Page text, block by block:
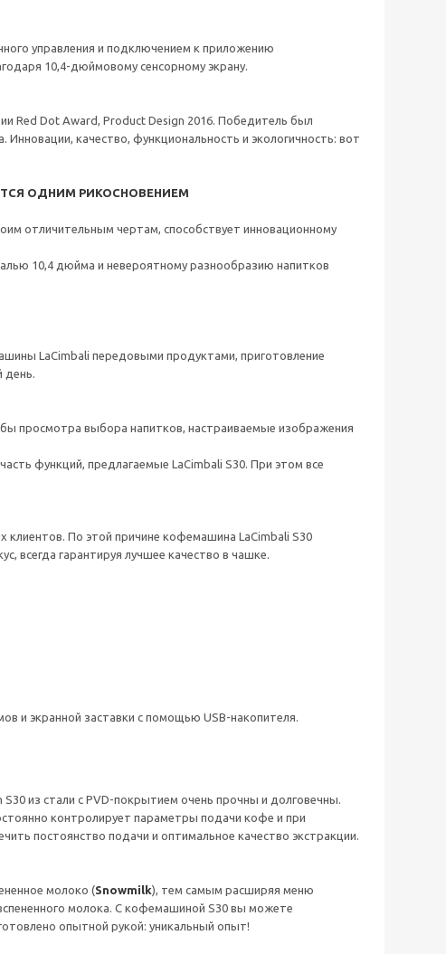
управления и подключением к приложению
10,4-дюймовому сенсорному экрану.
Red Dot Award, Product Design 2016. Победитель был
качество, функциональность и экологичность: вот
ОДНИМ РИКОСНОВЕНИЕМ
отличительным чертам, способствует инновационному
10,4 дюйма и невероятному разнообразию напитков
LaCimbali передовыми продуктами, приготовление
день.
просмотра выбора напитков, настраиваемые изображения
функций, предлагаемые LaCimbali S30. При этом все
клиентов. По этой причине кофемашина LaCimbali S30
всегда гарантируя лучшее качество в чашке.
и экранной заставки с помощью USB-накопителя.
из стали с PVD-покрытием очень прочны и долговечны.
контролирует параметры подачи кофе и при
постоянство подачи и оптимальное качество экстракции.
молоко (Snowmilk), тем самым расширяя меню
молока. С кофемашиной S30 вы можете
опытной рукой: уникальный опыт!